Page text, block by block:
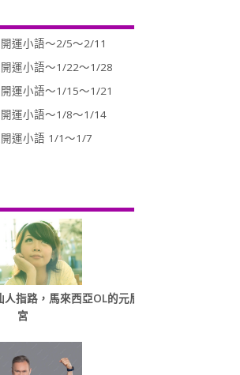
運小語～2/5～2/11
運小語～1/22～1/28
運小語～1/15～1/21
運小語～1/8～1/14
運小語 1/1～1/7
指路，馬來西亞OL的元辰
宮